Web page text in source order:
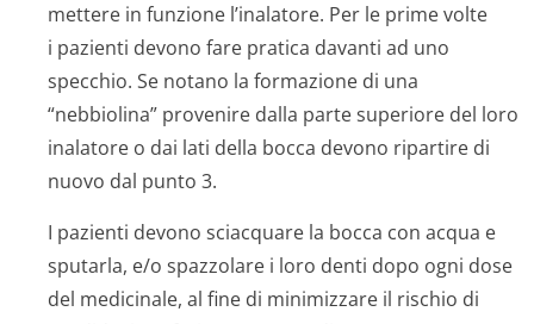
mettere in funzione l’inalatore. Per le prime volte
i pazienti devono fare pratica davanti ad uno
specchio. Se notano la formazione di una
“nebbiolina” provenire dalla parte superiore del loro
inalatore o dai lati della bocca devono ripartire di
nuovo dal punto 3.
I pazienti devono sciacquare la bocca con acqua e
sputarla, e/o spazzolare i loro denti dopo ogni dose
del medicinale, al fine di minimizzare il rischio di